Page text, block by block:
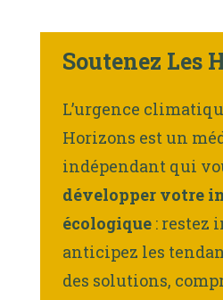
Soutenez Les
L’urgence
Horizons est un
indépendant qui
développer votre
écologique : restez
anticipez les
des solutions,